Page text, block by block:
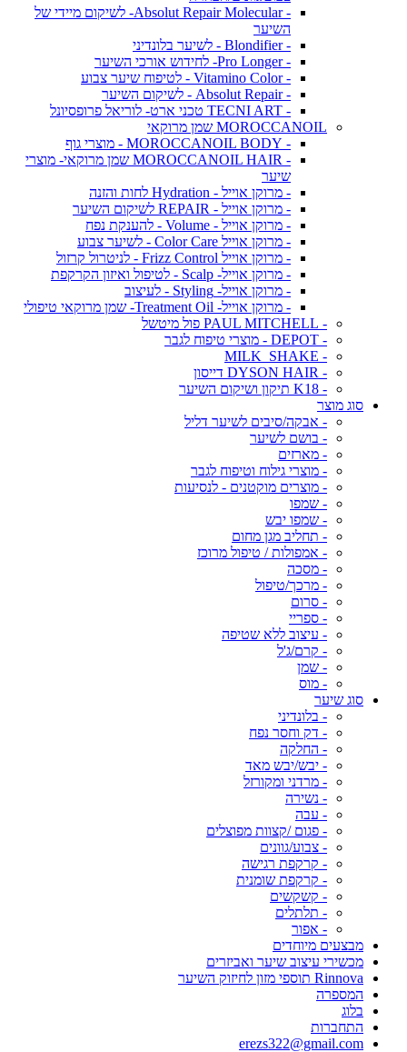
- Absolut Repair Molecular- לשיקום מיידי של
השיער
- Blondifier - לשיער בלונדיני
- Pro Longer- לחידוש אורכי השיער
- Vitamino Color - לטיפוח שיער צבוע
- Absolut Repair - לשיקום השיער
- TECNI ART טכני ארט- לוריאל פרופסיונל
MOROCCANOIL שמן מרוקאי
- MOROCCANOIL BODY - מוצרי גוף
- MOROCCANOIL HAIR שמן מרוקאי- מוצרי
שיער
- מרוקן אוייל - Hydration לחות והזנה
- מרוקן אוייל - REPAIR לשיקום השיער
- מרוקן אוייל - Volume - להענקת נפח
- מרוקן אוייל Color Care - לשיער צבוע
- מרוקן אוייל Frizz Control - לניטרול קרזול
- מרוקן אוייל- Scalp - לטיפול ואיזון הקרקפת
- מרוקן אוייל- Styling - לעיצוב
- מרוקן אוייל- Treatment Oil- שמן מרוקאי טיפולי
- PAUL MITCHELL פול מיטשל
- DEPOT - מוצרי טיפוח לגבר
- MILK_SHAKE
- DYSON HAIR דייסון
- K18 תיקון ושיקום השיער
סוג מוצר
- אבקה/סיבים לשיער דליל
- בושם לשיער
- מארזים
- מוצרי גילוח וטיפוח לגבר
- מוצרים מוקטנים - לנסיעות
- שמפו
- שמפו יבש
- תחליב מגן מחום
- אמפולות / טיפול מרוכז
- מסכה
- מרכך/טיפול
- סרום
- ספריי
- עיצוב ללא שטיפה
- קרם/ג'ל
- שמן
- מוס
סוג שיער
- בלונדיני
- דק וחסר נפח
- החלקה
- יבש/יבש מאד
- מרדני ומקורזל
- נשירה
- עבה
- פגום /קצוות מפוצלים
- צבוע/גוונים
- קרקפת רגישה
- קרקפת שומנית
- קשקשים
- תלתלים
- אפור
מבצעים מיוחדים
מכשירי עיצוב שיער ואביזרים
Rinnova תוספי מזון לחיזוק השיער
המספרה
בלוג
התחברות
erezs322@gmail.com